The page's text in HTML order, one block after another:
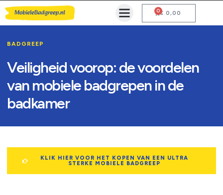
€ 0,00
0
BADGREEP
Veiligheid voorop: de voordelen
van mobiele badgrepen in de
badkamer
KLIK HIER VOOR HET KOPEN VAN EEN ULTRA
STERKE MOBIELE BADGREEP